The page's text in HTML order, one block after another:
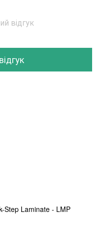
відгук
Step Laminate - LMP